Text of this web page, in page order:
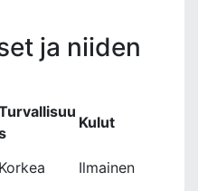
ja niiden
Kulut
Korkea
Ilmainen